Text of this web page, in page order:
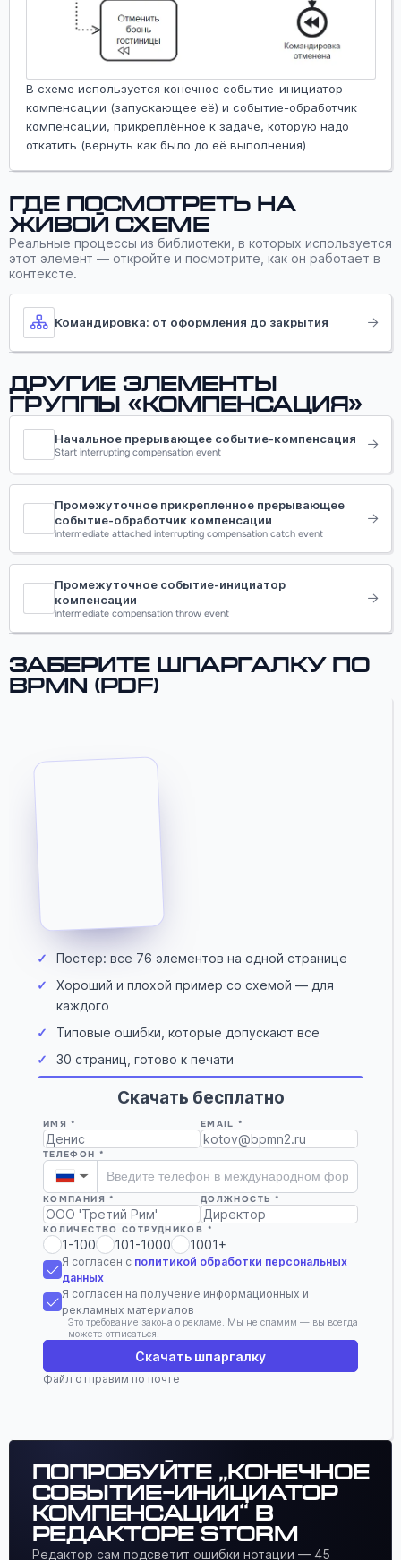
В схеме используется конечное событие-инициатор
компенсации (запускающее её) и событие-обработчик
компенсации, прикреплённое к задаче, которую надо
откатить (вернуть как было до её выполнения)
Где посмотреть на
живой схеме
Реальные процессы из библиотеки, в которых используется
этот элемент — откройте и посмотрите, как он работает в
контексте.
Командировка: от оформления до закрытия
Другие элементы
группы «Компенсация»
Начальное прерывающее событие-компенсация
Start interrupting compensation event
Промежуточное прикрепленное прерывающее
событие-обработчик компенсации
intermediate attached interrupting compensation catch event
Промежуточное событие-инициатор
компенсации
intermediate compensation throw event
Заберите шпаргалку по
BPMN (PDF)
✓
Постер: все 76 элементов на одной странице
✓
Хороший и плохой пример со схемой — для
каждого
✓
Типовые ошибки, которые допускают все
✓
30 страниц, готово к печати
Скачать бесплатно
ИМЯ * EMAIL *
ТЕЛЕФОН *
▼
КОМПАНИЯ * ДОЛЖНОСТЬ *
КОЛИЧЕСТВО СОТРУДНИКОВ *
1-100 101-1000 1001+
Я согласен с политикой обработки персональных
данных
Я согласен на получение информационных и
рекламных материалов
Это требование закона о рекламе. Мы не спамим — вы всегда
можете отписаться.
Скачать шпаргалку
Файл отправим по почте
Попробуйте „Конечное
событие-инициатор
компенсации“ в
редакторе Storm
Редактор сам подсветит ошибки нотации — 45